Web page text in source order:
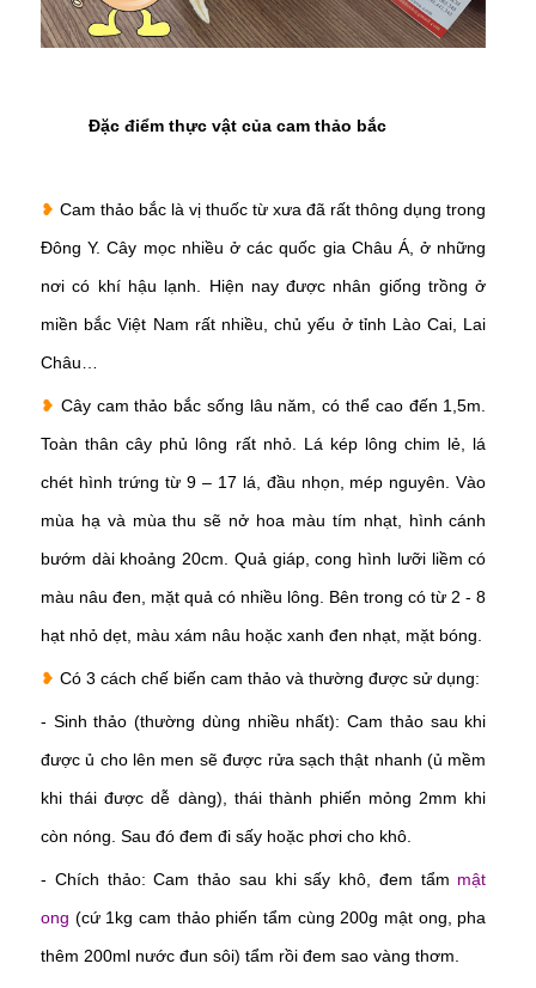
Đặc điểm thực vật của cam thảo bắc
❥Cam thảo bắc là vị thuốc từ xưa đã rất thông dụng trong
Đông Y. Cây mọc nhiều ở các quốc gia Châu Á, ở những
nơi có khí hậu lạnh. Hiện nay được nhân giống trồng ở
miền bắc Việt Nam rất nhiều, chủ yếu ở tỉnh Lào Cai, Lai
Châu…
❥ Cây cam thảo bắc sống lâu năm, có thể cao đến 1,5m.
Toàn thân cây phủ lông rất nhỏ. Lá kép lông chim lẻ, lá
chét hình trứng từ 9 – 17 lá, đầu nhọn, mép nguyên. Vào
mùa hạ và mùa thu sẽ nở hoa màu tím nhạt, hình cánh
bướm dài khoảng 20cm. Quả giáp, cong hình lưỡi liềm có
màu nâu đen, mặt quả có nhiều lông. Bên trong có từ 2 - 8
hạt nhỏ dẹt, màu xám nâu hoặc xanh đen nhạt, mặt bóng.
❥ Có 3 cách chế biến cam thảo và thường được sử dụng:
- Sinh thảo (thường dùng nhiều nhất): Cam thảo sau khi
được ủ cho lên men sẽ được rửa sạch thật nhanh (ủ mềm
khi thái được dễ dàng), thái thành phiến mỏng 2mm khi
còn nóng. Sau đó đem đi sấy hoặc phơi cho khô.
- Chích thảo: Cam thảo sau khi sấy khô, đem tẩm mật
ong (cứ 1kg cam thảo phiến tẩm cùng 200g mật ong, pha
thêm 200ml nước đun sôi) tẩm rồi đem sao vàng thơm.